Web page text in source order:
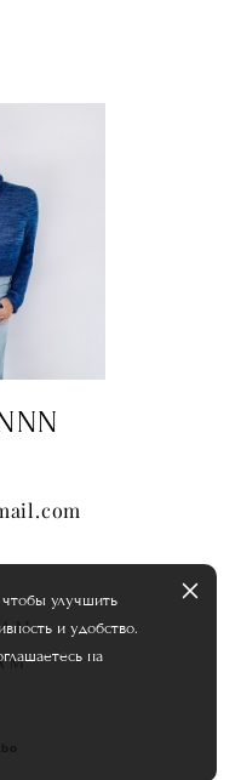
улучшить
и удобство.
на